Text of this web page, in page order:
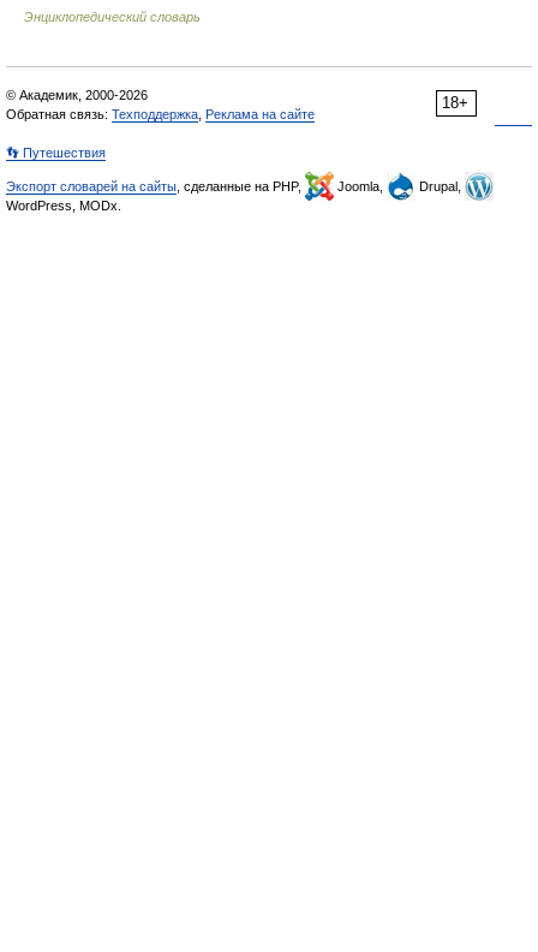
Энциклопедический словарь
18+
© Академик, 2000-2026
Обратная связь: Техподдержка Реклама на сайте
👣 Путешествия
Экспорт словарей на сайты , сделанные на PHP, Joomla,
Drupal,
WordPress, MODx.